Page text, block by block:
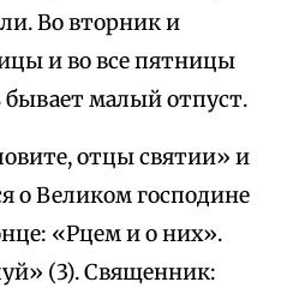
Во вторник и
и во все пятницы
бывает малый отпуст.
отцы святии» и
о Великом господине
«Рцем и о них».
(3). Священник: